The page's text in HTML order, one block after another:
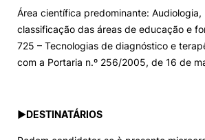
Área científica predominante: Audiologia,
classificação das áreas de educação e
725 – Tecnologias de diagnóstico e
com a Portaria n.º 256/2005, de 16 de
►DESTINATÁRIOS